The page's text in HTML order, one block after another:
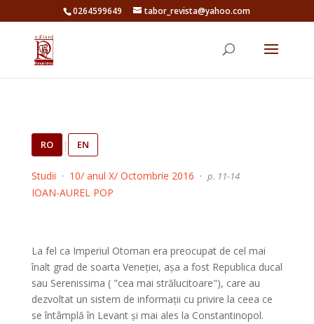
0264599649 tabor_revista@yahoo.com
RO | EN
Studii · 10/ anul X/ Octombrie 2016 · p. 11-14
IOAN-AUREL POP
La fel ca Imperiul Otoman era preocupat de cel mai
înalt grad de soarta Veneției, așa a fost Republica ducal
sau Serenissima ( "cea mai strălucitoare"), care au
dezvoltat un sistem de informații cu privire la ceea ce
se întâmplă în Levant și mai ales la Constantinopol.